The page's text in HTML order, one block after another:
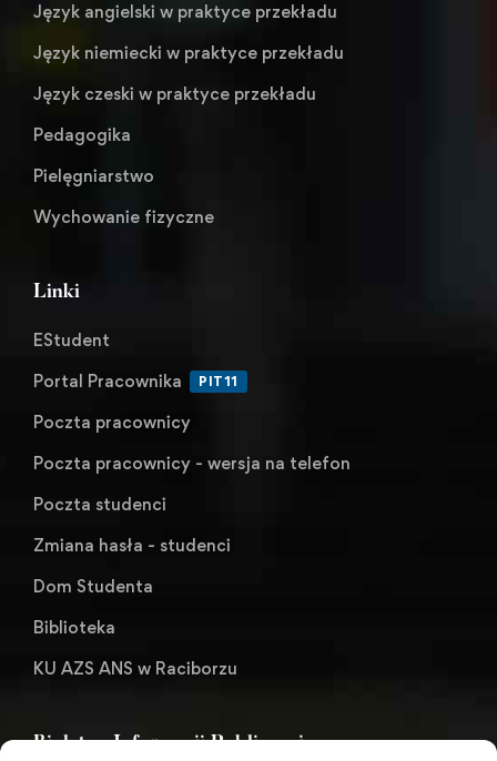
Język angielski w praktyce przekładu
Język niemiecki w praktyce przekładu
Język czeski w praktyce przekładu
Pedagogika
Pielęgniarstwo
Wychowanie fizyczne
Linki
EStudent
Portal Pracownika
PIT11
Poczta pracownicy
Poczta pracownicy - wersja na telefon
Poczta studenci
Zmiana hasła - studenci
Dom Studenta
Biblioteka
KU AZS ANS w Raciborzu
Biuletyn Informacji Publicznej